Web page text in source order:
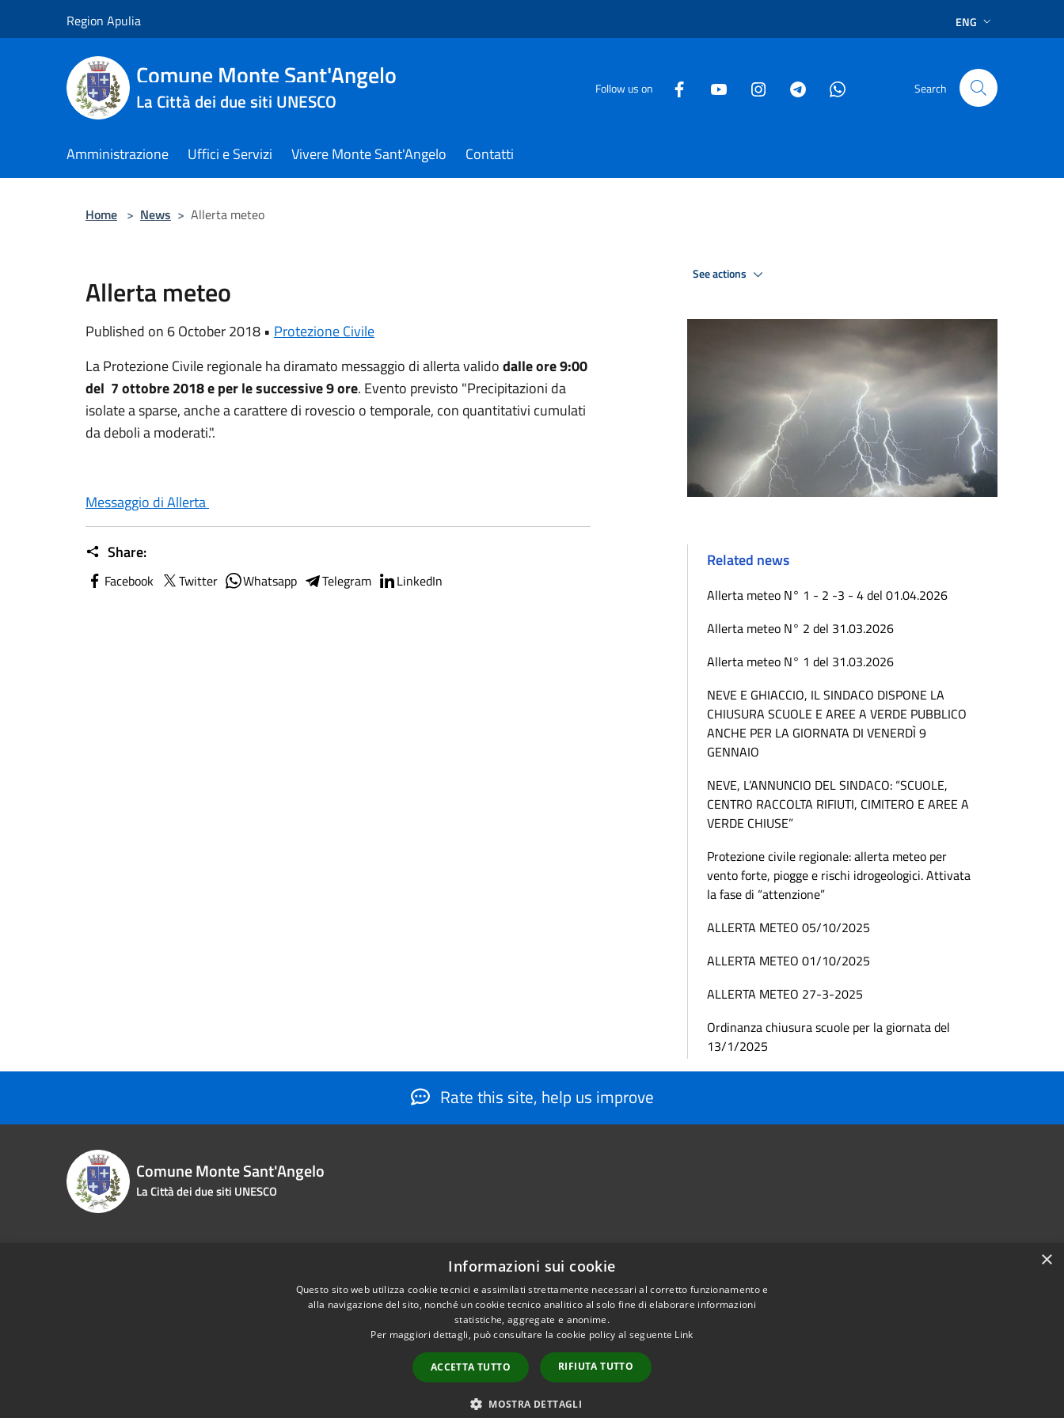
Region Apulia ENG
Comune Monte Sant'Angelo
La Città dei due siti UNESCO
Follow us on Search
Amministrazione Uffici e Servizi Vivere Monte Sant'Angelo Contatti
Home > News > Allerta meteo
Allerta meteo
Published on 6 October 2018 • Protezione Civile
La Protezione Civile regionale ha diramato messaggio di allerta validodalle ore 9:00
del 7 ottobre 2018 e per le successive 9 ore. Evento previsto "Precipitazioni da
isolate a sparse, anche a carattere di rovescio o temporale, con quantitativi cumulati
da deboli a moderati.".
Messaggio di Allerta
Share:
Facebook Twitter Whatsapp Telegram LinkedIn
See actions
Related news
Allerta meteo N° 1 - 2 -3 - 4 del 01.04.2026
Allerta meteo N° 2 del 31.03.2026
Allerta meteo N° 1 del 31.03.2026
NEVE E GHIACCIO, IL SINDACO DISPONE LA
CHIUSURA SCUOLE E AREE A VERDE PUBBLICO
ANCHE PER LA GIORNATA DI VENERDÌ 9
GENNAIO
NEVE, L’ANNUNCIO DEL SINDACO: “SCUOLE,
CENTRO RACCOLTA RIFIUTI, CIMITERO E AREE A
VERDE CHIUSE”
Protezione civile regionale: allerta meteo per
vento forte, piogge e rischi idrogeologici. Attivata
la fase di “attenzione”
ALLERTA METEO 05/10/2025
ALLERTA METEO 01/10/2025
ALLERTA METEO 27-3-2025
Ordinanza chiusura scuole per la giornata del
13/1/2025
Rate this site, help us improve
Comune Monte Sant'Angelo
La Città dei due siti UNESCO
Phone:0884566206
info@montesantangelo.it
protocollo@montesantangelo.it
Copyright © 2026 • Comune Monte Sant'Angelo • Powered by
×
Informazioni sui cookie
Questo sito web utilizza cookie tecnici e assimilati strettamente necessari al corretto funzionamento e
alla navigazione del sito, nonché un cookie tecnico analitico al solo fine di elaborare informazioni
statistiche, aggregate e anonime.
Per maggiori dettagli, può consultare la cookie policy al seguente Link
ACCETTA TUTTO RIFIUTA TUTTO
MOSTRA DETTAGLI